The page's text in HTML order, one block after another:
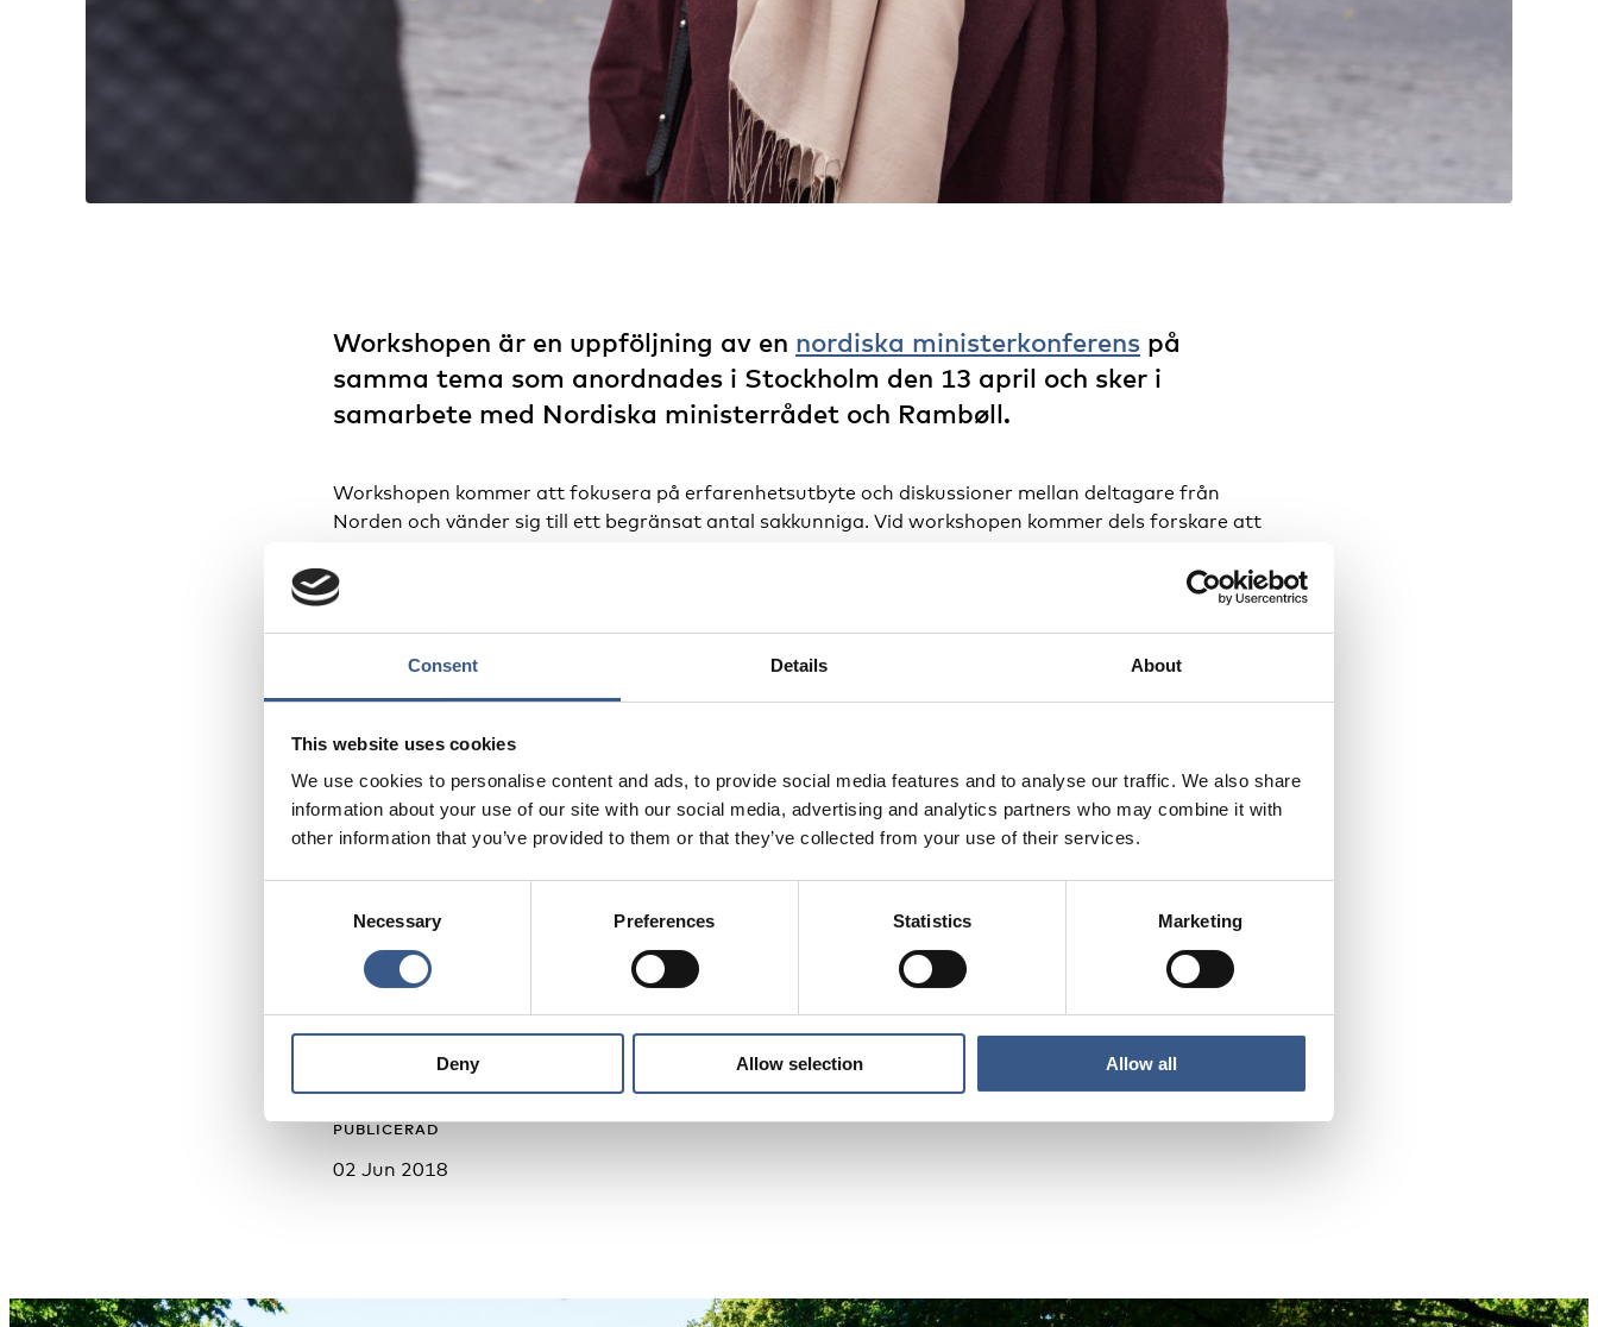
Consent Details About
This website uses cookies
We use cookies to personalise content and ads, to provide social media features and to analyse our traffic. We also share
information about your use of our site with our social media, advertising and analytics partners who may combine it with
other information that you’ve provided to them or that they’ve collected from your use of their services.
Necessary Preferences Statistics Marketing
Deny Allow selection Allow all
Workshopen är en uppföljning av en nordiska ministerkonferens på
samma tema som anordnades i Stockholm den 13 april och sker i
samarbete med Nordiska ministerrådet och Rambøll.
Workshopen kommer att fokusera på erfarenhetsutbyte och diskussioner mellan deltagare från
Norden och vänder sig till ett begränsat antal sakkunniga. Vid workshopen kommer dels forskare att
ta del av erfarenheter av olika insatser som görs inom området i de nordiska länderna.
Följande frågeställningar kommer att vara i fokus:
2) Vilka konkreta erfarenheter finns kring strategier och åtgärder på området? Finns det särskilda
satsningar som kommer att genomföras
stora kommuner samt andra nyckelaktörer som har fokus på utrikes födda kvinnors etablering
PUBLICERAD
02 Jun 2018